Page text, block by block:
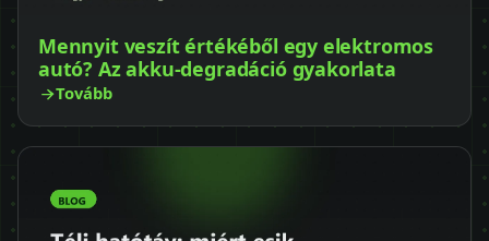
Mennyit veszít értékéből egy elektromos
autó? Az akku-degradáció gyakorlata
Tovább